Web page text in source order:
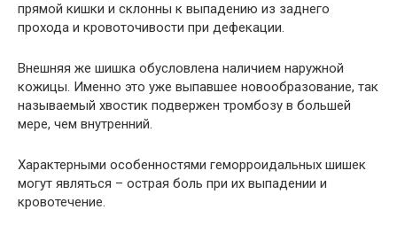
прямой кишки и склонны к выпадению из заднего
прохода и кровоточивости при дефекации.
Внешняя же шишка обусловлена наличием наружной
кожицы. Именно это уже выпавшее новообразование, так
называемый хвостик подвержен тромбозу в большей
мере, чем внутренний.
Характерными особенностями геморроидальных шишек
могут являться – острая боль при их выпадении и
кровотечение.